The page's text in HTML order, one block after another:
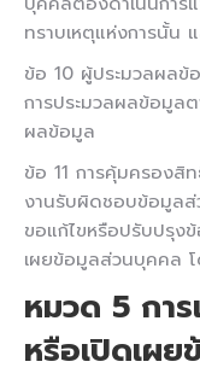
ทราบเหตุแห่งการนั้น
ข้อ 10 ผู้ประมวลผล
การประมวลผลข้อมูล
ผลข้อมูล
ข้อ 11 การคุ้มครองสิ
งานรับผิดชอบข้อมูลส่
ขอแก้ไขหรือปรับปรุง
เผยข้อมูลส่วนบุคคล
หมวด 5 กา
หรือเปิดเผ